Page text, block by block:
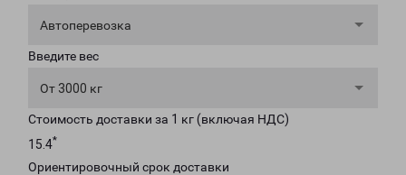
Автоперевозка
Введите вес
От 3000 кг
Стоимость доставки за 1 кг (включая НДС)
15.4*
Ориентировочный срок доставки